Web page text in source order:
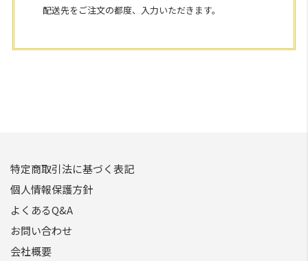
配送先をご注文の都度、入力いただきます。
特定商取引法に基づく表記
個人情報保護方針
よくあるQ&A
お問い合わせ
会社概要